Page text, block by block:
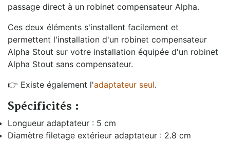
passage direct à un robinet compensateur Alpha.
Ces deux éléments s'installent facilement et
permettent l'installation d'un robinet compensateur
Alpha Stout sur votre installation équipée d'un robinet
Alpha Stout sans compensateur.
👉 Existe également l'adaptateur seul.
Spécificités :
Longueur adaptateur : 5 cm
Diamètre filetage extérieur adaptateur : 2.8 cm